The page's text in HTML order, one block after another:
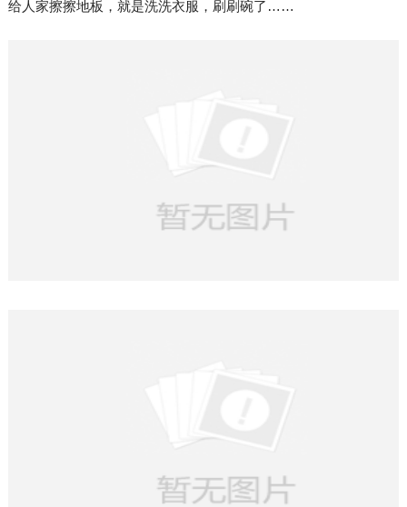
给人家擦擦地板，就是洗洗衣服，刷刷碗了……